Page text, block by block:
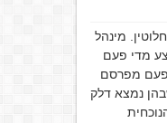
מינהל
מדי פעם
פעם מפרסם
נמצא דלק